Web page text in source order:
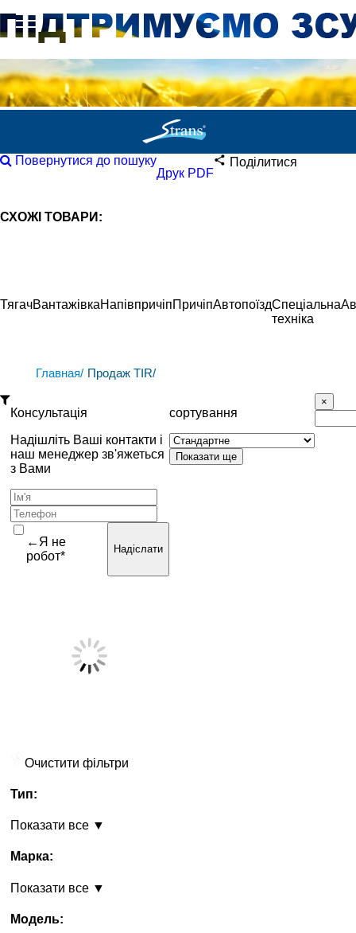
Повернутися до пошуку
Друк PDF
Поділитися
СХОЖІ ТОВАРИ:
ТягачВантажівкаНапівпричіпПричіпАвтопоїздСпеціальна
техніка
Главная/ Продаж TIR/
Консультація
Надішліть Ваші контакти і
наш менеджер зв'яжеться
з Вами
←Я не
робот*
Надіслати
Очистити фільтри
Тип:
Показати все ▼
Марка:
Показати все ▼
Модель:
сортування